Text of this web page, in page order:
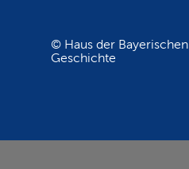
© Haus der Bayerischen
Geschichte